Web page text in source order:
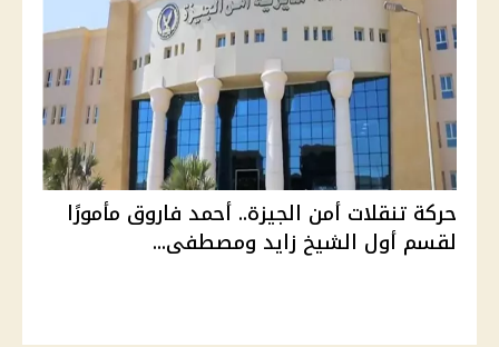
حركة تنقلات أمن الجيزة.. أحمد فاروق مأمورًا
لقسم أول الشيخ زايد ومصطفى...